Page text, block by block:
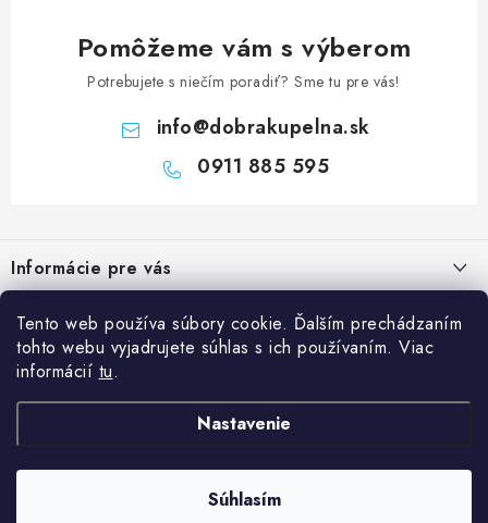
Tento web používa súbory cookie. Ďalším prechádzaním
tohto webu vyjadrujete súhlas s ich používaním. Viac
informácií tu.
Nastavenie
Súhlasím
Pomôžeme vám s výberom
Potrebujete s niečím poradiť? Sme tu pre vás!
info@dobrakupelna.sk
0911 885 595
p
ä
Informácie pre vás
Obchodné podmienky
Ochrana osobných údajov GDPR
Kategórie
Sprchové dvere
Sprchové kúty a vaničky
Vane
Blog
Kedy rekonštruovať kúpeľňu a prečo je výmena sprchového kúta
dobrý investičný krok?
Údržba sprchového kúta: ako predĺžiť životnosť skla, tesnenia a
Dobrakupelna.sk. Všetky práva vyhradené.